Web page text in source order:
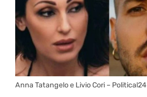
Anna Tatangelo e Livio Cori – Political24